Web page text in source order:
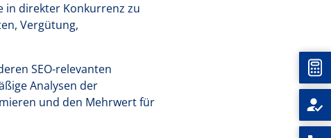
in direkter Konkurrenz zu
Vergütung,
SEO-relevanten
Analysen der
und den Mehrwert für